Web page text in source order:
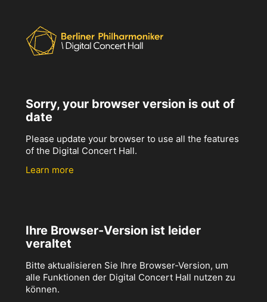
Sorry, your browser version is out of
date
Please update your browser to use all the features
of the Digital Concert Hall.
Learn more
Ihre Browser-Version ist leider
veraltet
Bitte aktualisieren Sie Ihre Browser-Version, um
alle Funktionen der Digital Concert Hall nutzen zu
können.